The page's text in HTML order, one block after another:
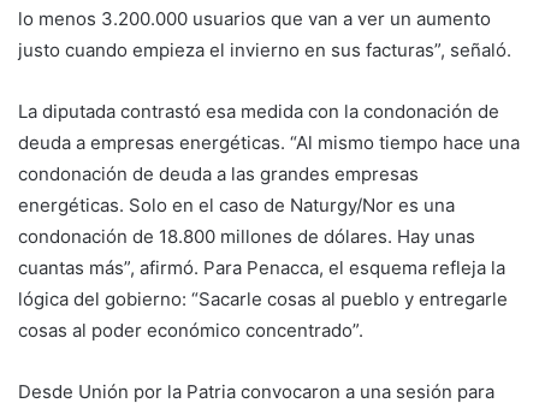
lo menos 3.200.000 usuarios que van a ver un aumento
justo cuando empieza el invierno en sus facturas”, señaló.
La diputada contrastó esa medida con la condonación de
deuda a empresas energéticas. “Al mismo tiempo hace una
condonación de deuda a las grandes empresas
energéticas. Solo en el caso de Naturgy/Nor es una
condonación de 18.800 millones de dólares. Hay unas
cuantas más”, afirmó. Para Penacca, el esquema refleja la
lógica del gobierno: “Sacarle cosas al pueblo y entregarle
cosas al poder económico concentrado”.
Desde Unión por la Patria convocaron a una sesión para